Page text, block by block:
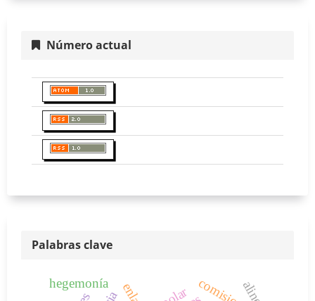
Número actual
Palabras clave
hegemonía